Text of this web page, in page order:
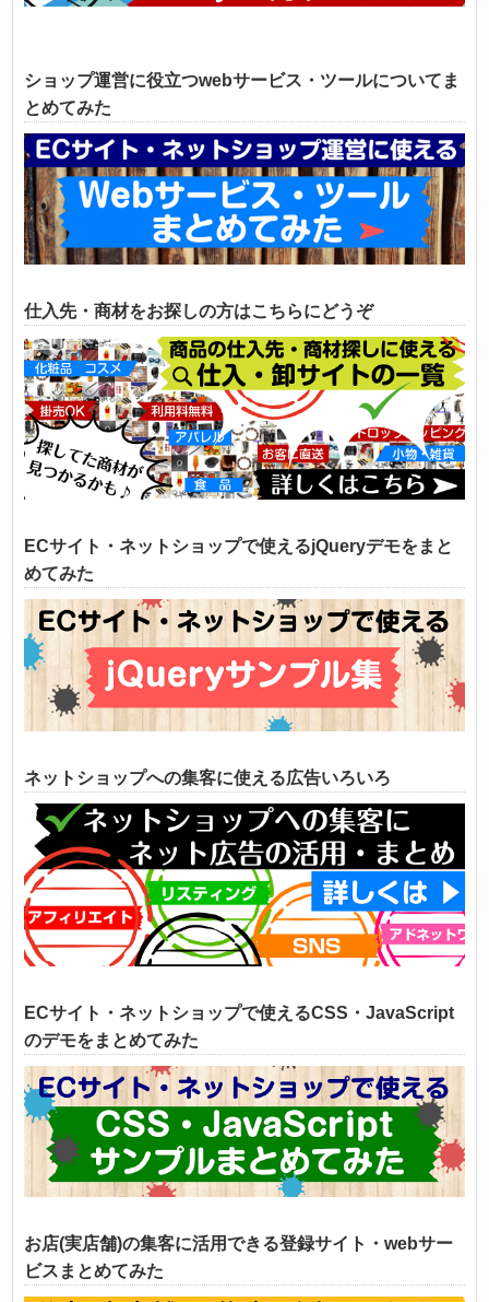
ショップ運営に役立つwebサービス・ツールについてま
とめてみた
仕入先・商材をお探しの方はこちらにどうぞ
ECサイト・ネットショップで使えるjQueryデモをまと
めてみた
ネットショップへの集客に使える広告いろいろ
ECサイト・ネットショップで使えるCSS・JavaScript
のデモをまとめてみた
お店(実店舗)の集客に活用できる登録サイト・webサー
ビスまとめてみた